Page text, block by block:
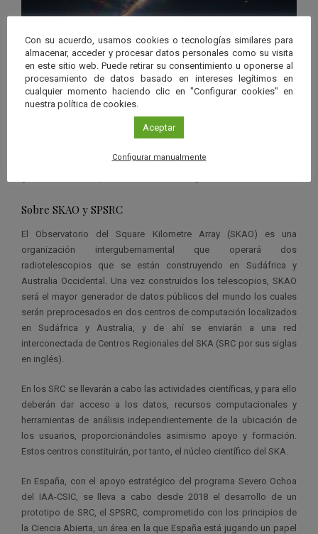
Sobre SKAO y SPSRC
El Observatorio del Square Kilometre Array (SKAO) es una
organización intergubernamental que operará dos
radiotelescopios que se están construyendo en Sudáfrica y
Australia Occidental. Una vez construidos los telescopios, SKAO
será el mayor generador de datos públicos del mundo los cuales
serán preprocesados en dos centros de computación localizados
en Sudáfrica y Australia, y de ahí se enviarán a una red
interconectada de Centros Regionales del SKA (SRC por sus siglas
en inglés).
En los SRC se llevarán a cabo las actividades científicas, y para ello
deberán dar acceso a los datos, recursos computacionales y
herramientas de análisis independientemente de la ubicación de
los usuarios, proporcionándoles asimismo apoyo y formación.
Estos centros constituirán, por tanto, el núcleo científico del SKA.
En España, con el apoyo estratégico del programa Severo Ochoa
del IAA-CSIC, se lleva a cabo desde 2018 el desarrollo de un
prototipo de SRC, el SPSRC, comprometido con los principios de
la Ciencia Abierta, un área en la que España está jugando un papel
Con su acuerdo, usamos cookies o tecnologías similares para
almacenar, acceder y procesar datos personales como su visita
en este sitio web. Puede retirar su consentimiento u oponerse al
procesamiento de datos basado en intereses legítimos en
cualquier momento haciendo clic en "Configurar cookies" en
nuestra política de cookies.
Aceptar
Configurar manualmente